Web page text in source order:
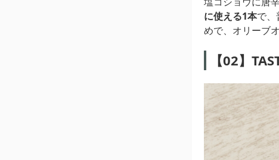
に使える1本で、
めで、オリーブ
【02】